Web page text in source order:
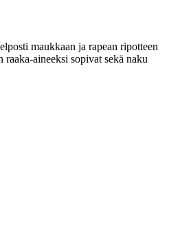
maukkaan ja rapean ripotteen
aineeksi sopivat sekä naku